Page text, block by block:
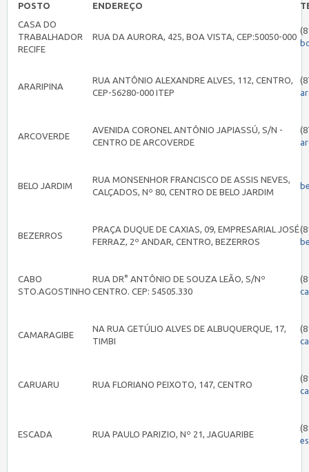
POSTO ENDEREÇO
CASA DO
TRABALHADOR
RECIFE
RUA DA AURORA, 425, BOA VISTA, CEP:50050-000
ARARIPINA
RUA ANTÔNIO ALEXANDRE ALVES, 112, CENTRO,
CEP-56280-000 ITEP
ARCOVERDE
AVENIDA CORONEL ANTÔNIO JAPIASSÚ, S/N -
CENTRO DE ARCOVERDE
BELO JARDIM
RUA MONSENHOR FRANCISCO DE ASSIS NEVES,
CALÇADOS, Nº 80, CENTRO DE BELO JARDIM
BEZERROS
PRAÇA DUQUE DE CAXIAS, 09, EMPRESARIAL JOSÉ
FERRAZ, 2º ANDAR, CENTRO, BEZERROS
CABO
STO.AGOSTINHO
RUA DR° ANTÔNIO DE SOUZA LEÃO, S/Nº
CENTRO. CEP: 54505.330
CAMARAGIBE
NA RUA GETÚLIO ALVES DE ALBUQUERQUE, 17,
TIMBI
CARUARU RUA FLORIANO PEIXOTO, 147, CENTRO
ESCADA RUA PAULO PARIZIO, Nº 21, JAGUARIBE